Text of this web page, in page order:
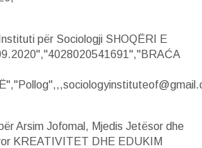
për Sociologji SHOQËRI E
Arsim Jofomal, Mjedis Jetësor dhe
KREATIVITET DHE EDUKIM